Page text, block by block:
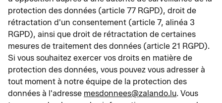
protection des données (article 77 RGPD), droit de
rétractation d'un consentement (article 7, alinéa 3
RGPD), ainsi que droit de rétractation de certaines
mesures de traitement des données (article 21 RGPD).
Si vous souhaitez exercer vos droits en matière de
protection des données, vous pouvez vous adresser à
tout moment à notre équipe de la protection des
données à l'adresse mesdonnees@zalando.lu. Vous